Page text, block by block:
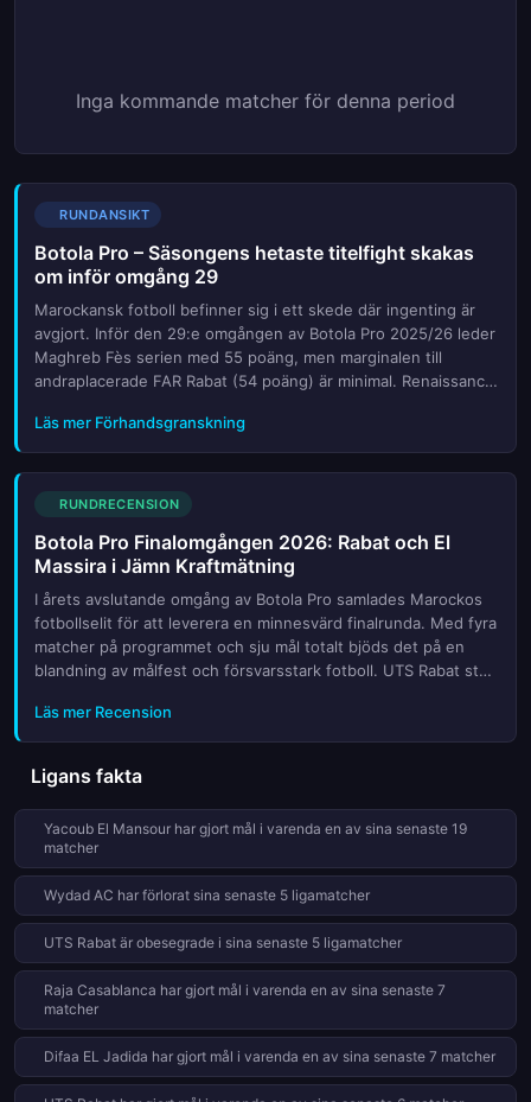
Inga kommande matcher för denna period
RUNDANSIKT
Botola Pro – Säsongens hetaste titelfight skakas
om inför omgång 29
Marockansk fotboll befinner sig i ett skede där ingenting är
avgjort. Inför den 29:e omgången av Botola Pro 2025/26 leder
Maghreb Fès serien med 55 poäng, men marginalen till
andraplacerade FAR Rabat (54 poäng) är minimal. Renaissance
att n...
Läs mer Förhandsgranskning
RUNDRECENSION
Botola Pro Finalomgången 2026: Rabat och El
Massira i Jämn Kraftmätning
I årets avslutande omgång av Botola Pro samlades Marockos
fotbollselit för att leverera en minnesvärd finalrunda. Med fyra
matcher på programmet och sju mål totalt bjöds det på en
blandning av målfest och försvarsstark fotboll. UTS Rabat stod
Läs mer Recension
Ligans fakta
Yacoub El Mansour har gjort mål i varenda en av sina senaste 19
matcher
Wydad AC har förlorat sina senaste 5 ligamatcher
UTS Rabat är obesegrade i sina senaste 5 ligamatcher
Raja Casablanca har gjort mål i varenda en av sina senaste 7
matcher
Difaa EL Jadida har gjort mål i varenda en av sina senaste 7 matcher